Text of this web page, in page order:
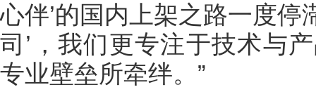
心伴’的国内上架之路一度停
司’，我们更专注于技术与
专业壁垒所牵绊。”